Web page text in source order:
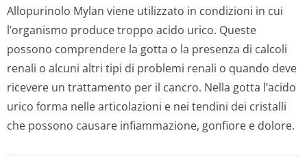
Allopurinolo Mylan viene utilizzato in condizioni in cui
l’organismo produce troppo acido urico. Queste
possono comprendere la gotta o la presenza di calcoli
renali o alcuni altri tipi di problemi renali o quando deve
ricevere un trattamento per il cancro. Nella gotta l’acido
urico forma nelle articolazioni e nei tendini dei cristalli
che possono causare infiammazione, gonfiore e dolore.